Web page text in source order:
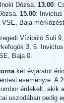
Dózsa. 13.00:
15.00: Invictus
Baja
Vízipóló Suli
3, 6.
Baja 0.
két évjáratot
eseményre. A
érdekelt, akik
uszodában pedig